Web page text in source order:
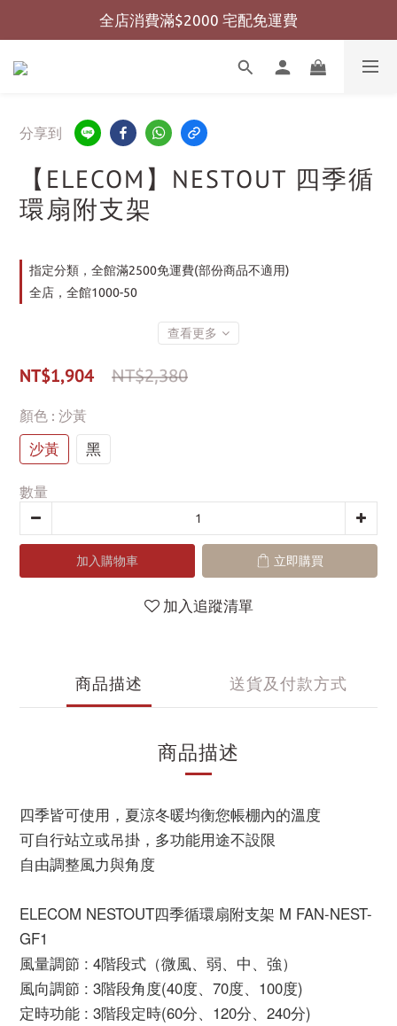
全店消費滿$999 超商免運費
全店消費滿$2000 宅配免運費
全店消費滿$999 超商免運費
分享到
【ELECOM】NESTOUT 四季循
環扇附支架
指定分類，全館滿2500免運費(部份商品不適用)
全店，全館1000-50
查看更多
NT$1,904 NT$2,380
顏色 : 沙黃
沙黃 黑
數量
加入購物車 立即購買
加入追蹤清單
商品描述 送貨及付款方式
商品描述
四季皆可使用，夏涼冬暖均衡您帳棚內的溫度
可自行站立或吊掛，多功能用途不設限
自由調整風力與角度
ELECOM NESTOUT四季循環扇附支架 M FAN-NEST-
GF1
風量調節 : 4階段式（微風、弱、中、強）
風向調節 : 3階段角度(40度、70度、100度)
定時功能 : 3階段定時(60分、120分、240分)